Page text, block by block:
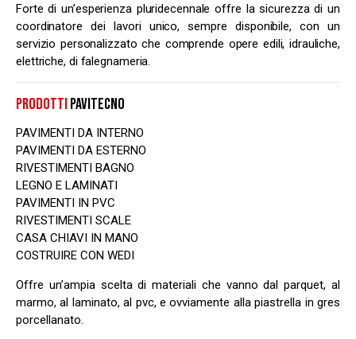
Forte di un’esperienza pluridecennale offre la sicurezza di un
coordinatore dei lavori unico, sempre disponibile, con un
servizio personalizzato che comprende opere edili, idrauliche,
elettriche, di falegnameria.
PRODOTTIPAVITECNO
PAVIMENTI DA INTERNO
PAVIMENTI DA ESTERNO
RIVESTIMENTI BAGNO
LEGNO E LAMINATI
PAVIMENTI IN PVC
RIVESTIMENTI SCALE
CASA CHIAVI IN MANO
COSTRUIRE CON WEDI
Offre un’ampia scelta di materiali che vanno dal parquet, al
marmo, al laminato, al pvc, e ovviamente alla piastrella in gres
porcellanato.